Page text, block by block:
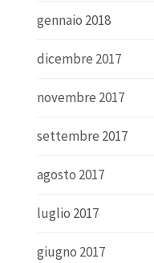
gennaio 2018
dicembre 2017
novembre 2017
settembre 2017
agosto 2017
luglio 2017
giugno 2017